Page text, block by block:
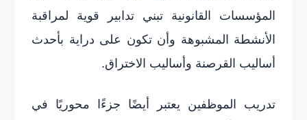
المؤسسات القانونية تبني تدابير قوية لمراقبة
الأنشطة المشبوهة وأن تكون على دراية بأحدث
أساليب القرصنة وأساليب الاختراق.
تدريب الموظفين يعتبر أيضًا جزءًا محوريًا في